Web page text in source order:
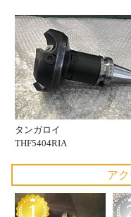
タンガロイ
THF5404RIA
ア